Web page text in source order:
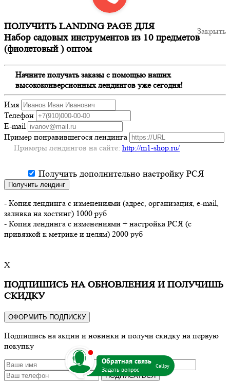
Закрыть
ПОЛУЧИТЬ LANDING PAGE ДЛЯ
Набор садовых инструментов из 10 предметов
(фиолетовый ) оптом
Начните получать заказы с помощью наших
высококонверсионных лендингов уже сегодня!
Имя
Телефон
E-mail
Пример понравившегося лендинга
Примеры лендингов на сайте: http://m1-shop.ru/
Получить дополнительно настройку РСЯ
Получить лендинг
- Копия лендинга с изменениями (адрес, организация, e-mail,
заливка на хостинг) 1000 руб
- Копия лендинга с изменениями + настройка РСЯ (с
привязкой к метрике и целям) 2000 руб
X
ПОДПИШИСЬ НА ОБНОВЛЕНИЯ И ПОЛУЧИШЬ
СКИДКУ
ОФОРМИТЬ ПОДПИСКУ
Подпишись на акции и новинки и получи скидку на первую
покупку
ПОДПИСАТЬСЯ
Callpy
b